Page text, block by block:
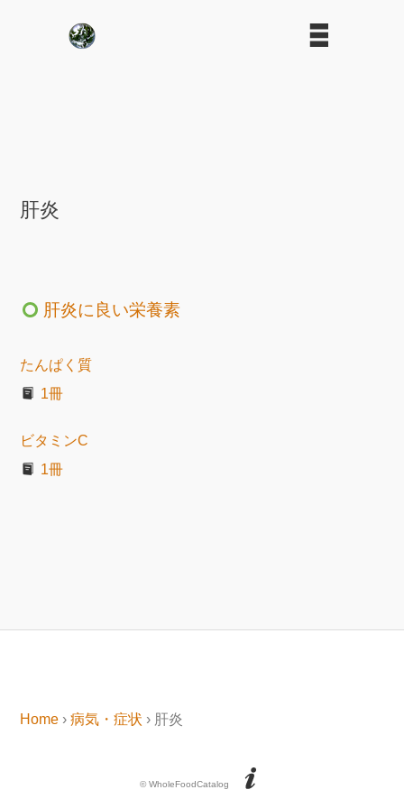
肝炎
肝炎に良い栄養素
たんぱく質
1冊
ビタミンC
1冊
Home ›病気・症状 › 肝炎
© WholeFoodCatalog